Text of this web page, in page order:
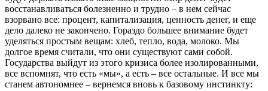
восстанавливаться болезненно и трудно – в нем сейчас
взорвано все: процент, капитализация, ценность денег, и еще
дело далеко не закончено. Гораздо большее внимание будет
уделяться простым вещам: хлеб, тепло, вода, молоко. Мы
долгое время считали, что они существуют сами собой.
Государства выйдут из этого кризиса более изолированными,
все вспомнят, что есть «мы», а есть – все остальные. И все мы
станем автономнее – вернемся вновь к базовому инстинкту: